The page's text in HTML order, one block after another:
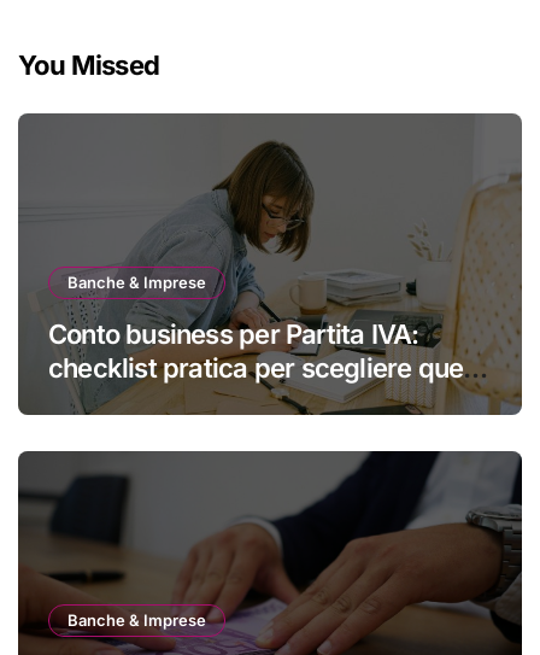
You Missed
Banche & Imprese
Conto business per Partita IVA:
checklist pratica per scegliere quello
giusto
Banche & Imprese